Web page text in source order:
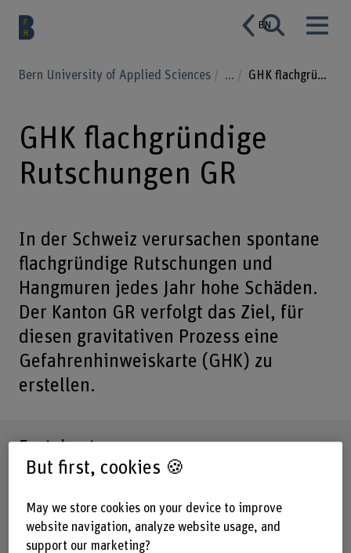
EN
Bern University of Applied Sciences ... GHK flachgründige Rutschungen GR
GHK flachgründige
Rutschungen GR
In der Schweiz verursachen spontane
flachgründige Rutschungen und
Hangmuren jedes Jahr hohe Schäden.
Der Kanton GR verfolgt das Ziel, für
diesen gravitativen Prozess eine
Gefahrenhinweiskarte (GHK) zu
erstellen.
Factsheet
School of Agricultural, Forest and Food Sciences
Institute(s)
But first, cookies 🍪
May we store cookies on your device to improve
website navigation, analyze website usage, and
support our marketing?